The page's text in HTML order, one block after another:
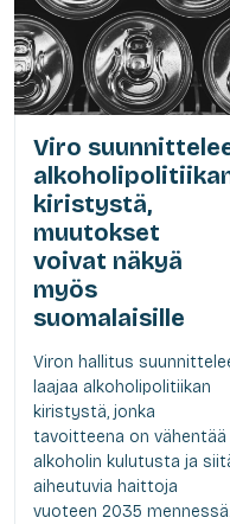
Viro
kiristystä,
muutokset
voivat näkyä
myös
suomalaisille
Viron hallitus
laajaa alkoholipolitiikan
kiristystä, jonka
tavoitteena on vähentää
alkoholin kulutusta ja
aiheutuvia haittoja
vuoteen 2035 mennessä.